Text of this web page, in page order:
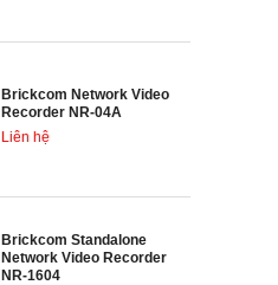
Brickcom Network Video
Recorder NR-04A
Liên hệ
Brickcom Standalone
Network Video Recorder
NR-1604